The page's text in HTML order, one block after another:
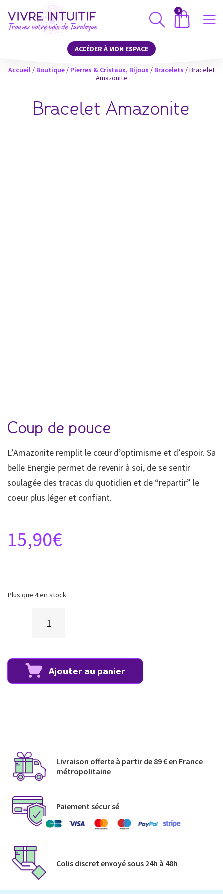
0
ACCÉDER À MON ESPACE
Accueil / Boutique / Pierres & Cristaux, Bijoux / Bracelets / Bracelet
Amazonite
Bracelet Amazonite
Coup de pouce
L’Amazonite remplit le cœur d’optimisme et d’espoir. Sa
belle Energie permet de revenir à soi, de se sentir
soulagée des tracas du quotidien et de “repartir” le
coeur plus léger et confiant.
15,90€
Plus que 4 en stock
Ajouter au panier
Livraison offerte à partir de 89 € en France
métropolitaine​
Paiement sécurisé
Colis discret envoyé​ sous 24h à 48h​